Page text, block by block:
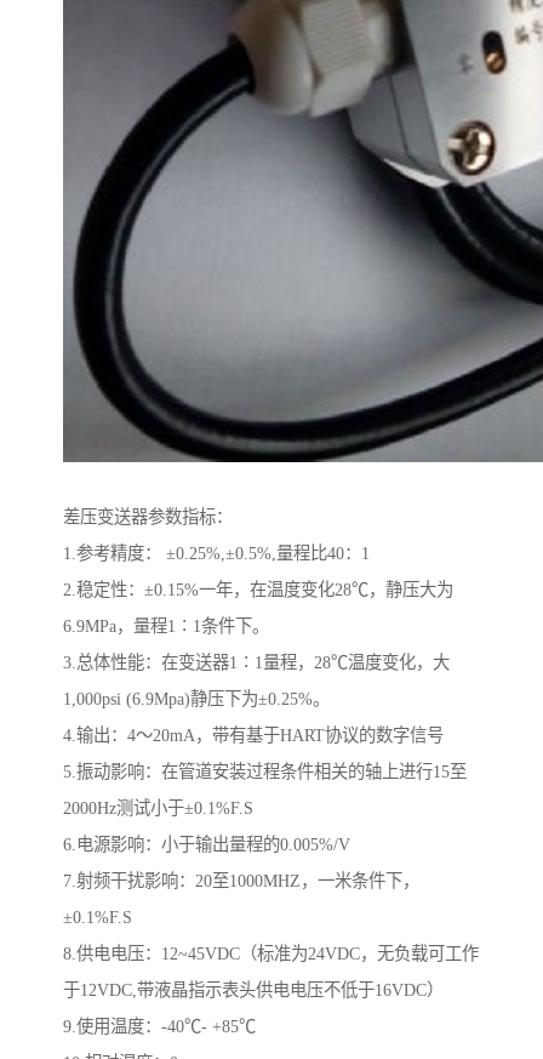
差压变送器参数指标：
1.参考精度： ±0.25%,±0.5%,量程比40：1
2.稳定性：±0.15%一年，在温度变化28℃，静压大为
6.9MPa，量程1∶1条件下。
3.总体性能：在变送器1∶1量程，28℃温度变化，大
1,000psi (6.9Mpa)静压下为±0.25%。
4.输出：4～20mA，带有基于HART协议的数字信号
5.振动影响：在管道安装过程条件相关的轴上进行15至
2000Hz测试小于±0.1%F.S
6.电源影响：小于输出量程的0.005%/V
7.射频干扰影响：20至1000MHZ，一米条件下，
±0.1%F.S
8.供电电压：12~45VDC（标准为24VDC，无负载可工作
于12VDC,带液晶指示表头供电电压不低于16VDC）
9.使用温度：-40℃- +85℃